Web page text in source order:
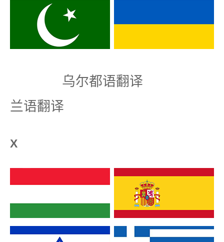
乌尔都语翻
兰语翻译
X